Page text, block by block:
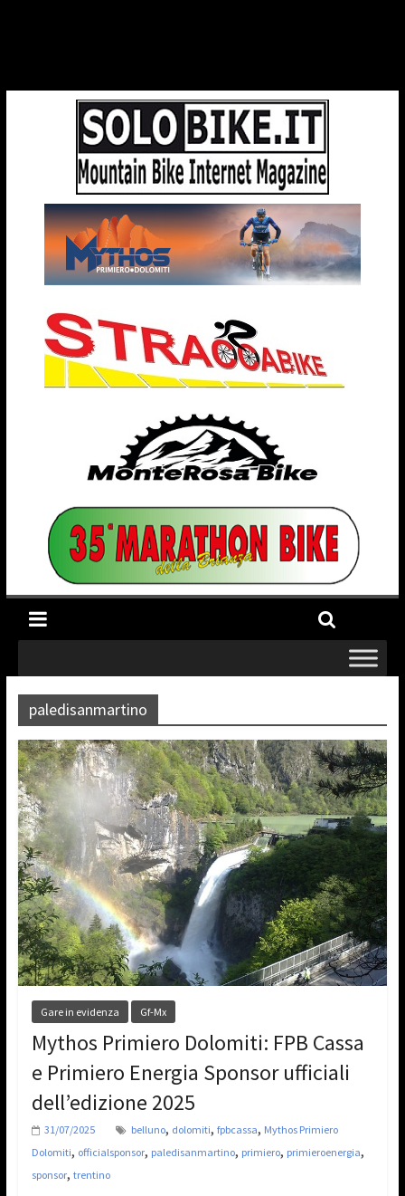
paledisanmartino
Gare in evidenza Gf-Mx
Mythos Primiero Dolomiti: FPB Cassa
e Primiero Energia Sponsor ufficiali
dell’edizione 2025
31/07/2025 belluno, dolomiti, fpbcassa, Mythos Primiero
Dolomiti, officialsponsor, paledisanmartino, primiero, primieroenergia,
sponsor, trentino